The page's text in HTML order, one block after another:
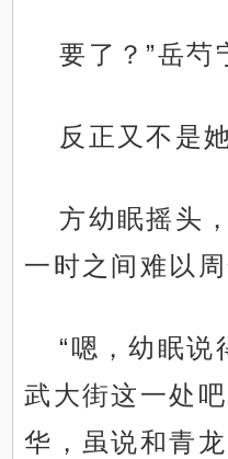
要了？”岳芍
反正又不是
方幼眠摇头
一时之间难以周
“嗯，幼眠说
武大街这一处
华，虽说和青